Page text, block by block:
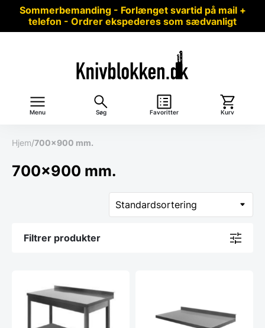
Sommerbemanding - Forlænget svartid på mail +
telefon - Ordrer ekspederes som sædvanligt
Menu Søg Favoritter Kurv
Hjem/700x900 mm.
700x900 mm.
Filtrer produkter